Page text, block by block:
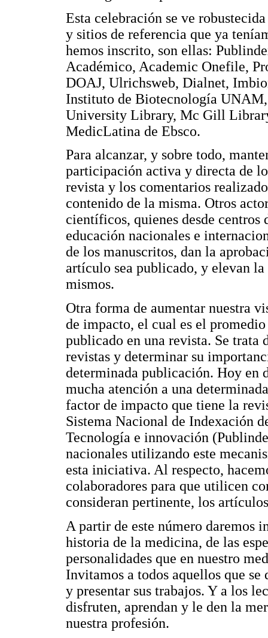
Esta celebración se ve
y sitios de referencia que ya
hemos inscrito, son ellas:
Académico, Academic Onefile,
DOAJ, Ulrichsweb, Dialnet,
Instituto de Biotecnología
University Library, Mc Gill
MedicLatina de Ebsco.
Para alcanzar, y sobre todo,
participación activa y directa de
revista y los comentarios
contenido de la misma. Otros
científicos, quienes desde
educación nacionales e
de los manuscritos, dan la
artículo sea publicado, y elevan
mismos.
Otra forma de aumentar nuestra
de impacto, el cual es el
publicado en una revista. Se trata
revistas y determinar su
determinada publicación. Hoy en
mucha atención a una
factor de impacto que tiene la
Sistema Nacional de Indexación
Tecnología e innovación
nacionales utilizando este
esta iniciativa. Al respecto,
colaboradores para que utilicen
consideran pertinente, los
A partir de este número daremos
historia de la medicina, de las
personalidades que en nuestro
Invitamos a todos aquellos que
y presentar sus trabajos. Y a los
disfruten, aprendan y le den la
nuestra profesión.